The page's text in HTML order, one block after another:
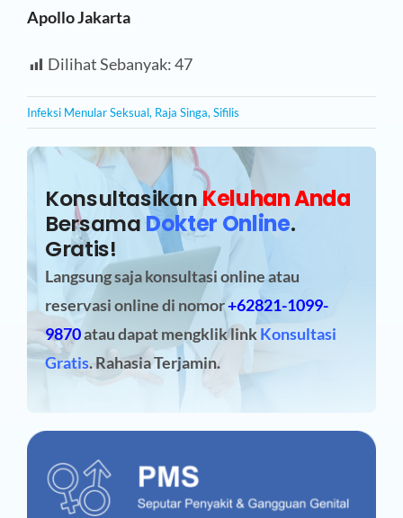
Apollo Jakarta
Dilihat Sebanyak:47
Infeksi Menular Seksual, Raja Singa,Sifilis
Konsultasikan Keluhan Anda
BersamaDokter Online.
Gratis!
Langsung saja konsultasi online atau
reservasi onlinedi nomor+62821-1099-
9870atau dapat mengklik linkKonsultasi
Gratis. Rahasia Terjamin.